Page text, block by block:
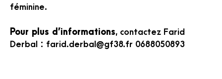
féminine.
Pour plus d’informations, contactez Farid
Derbal : farid.derbal@gf38.fr 0688050893